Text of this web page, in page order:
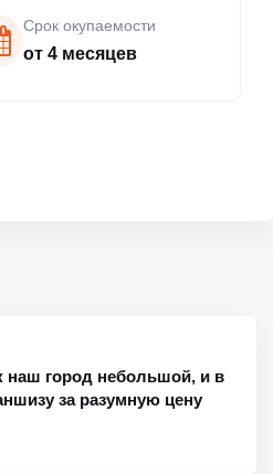
Срок окупаемости
от 4 месяцев
наш город небольшой, и в
за разумную цену